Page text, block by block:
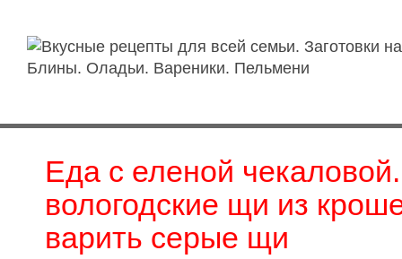
Еда с еленой
вологодские щи из
варить серые щи